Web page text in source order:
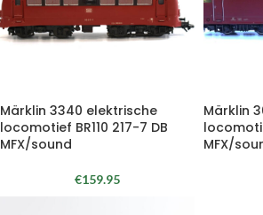
Märklin 3340 elektrische
locomotief BR110 217-7 DB
MFX/sound
€159.95
Märklin
MFX/